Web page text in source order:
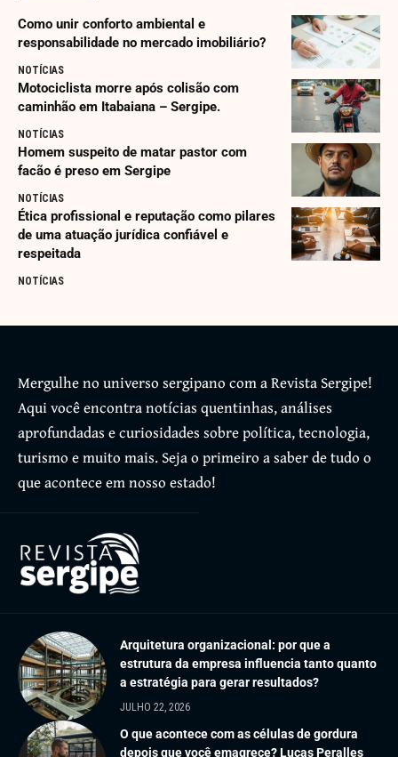
Como unir conforto ambiental e
responsabilidade no mercado imobiliário?
NOTÍCIAS
Motociclista morre após colisão com
caminhão em Itabaiana – Sergipe.
NOTÍCIAS
Homem suspeito de matar pastor com
facão é preso em Sergipe
NOTÍCIAS
Ética profissional e reputação como pilares
de uma atuação jurídica confiável e
respeitada
NOTÍCIAS
Mergulhe no universo sergipano com a Revista Sergipe!
Aqui você encontra notícias quentinhas, análises
aprofundadas e curiosidades sobre política, tecnologia,
turismo e muito mais. Seja o primeiro a saber de tudo o
que acontece em nosso estado!
Arquitetura organizacional: por que a
estrutura da empresa influencia tanto quanto
a estratégia para gerar resultados?
JULHO 22, 2026
O que acontece com as células de gordura
depois que você emagrece? Lucas Peralles